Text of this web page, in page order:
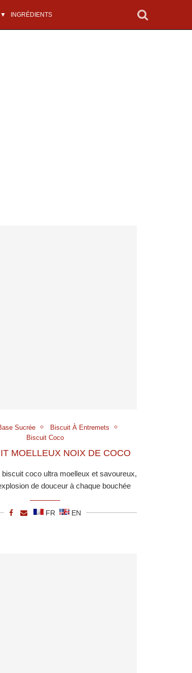
▼ INGRÉDIENTS
Sucrée
Biscuit À Entremets
Biscuit Coco
MOELLEUX NOIX DE COCO
coco ultra moelleux et savoureux,
de douceur à chaque bouchée
FR EN